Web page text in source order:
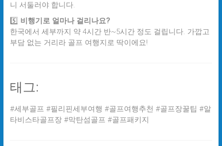
니 서둘러야 합니다.
5️⃣ 비행기로 얼마나 걸리나요?
한국에서 세부까지 약 4시간 반~5시간 정도 걸립니다. 가깝고
부담 없는 거리라 골프 여행지로 딱이에요!
태그:
#세부골프 #필리핀세부여행 #골프여행추천 #골프장꿀팁 #알
타비스타골프장 #막탄섬골프 #골프패키지